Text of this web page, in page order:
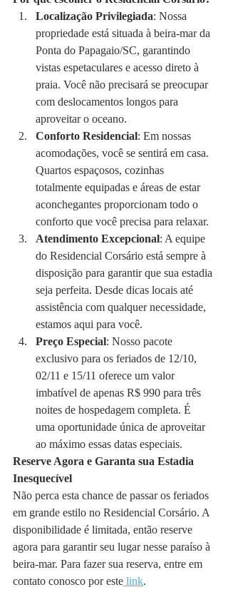
Localização Privilegiada: Nossa
propriedade está situada à beira-mar da
Ponta do Papagaio/SC, garantindo
vistas espetaculares e acesso direto à
praia. Você não precisará se preocupar
com deslocamentos longos para
aproveitar o oceano.
Conforto Residencial: Em nossas
acomodações, você se sentirá em casa.
Quartos espaçosos, cozinhas
totalmente equipadas e áreas de estar
aconchegantes proporcionam todo o
conforto que você precisa para relaxar.
Atendimento Excepcional: A equipe
do Residencial Corsário está sempre à
disposição para garantir que sua estadia
seja perfeita. Desde dicas locais até
assistência com qualquer necessidade,
estamos aqui para você.
Preço Especial: Nosso pacote
exclusivo para os feriados de 12/10,
02/11 e 15/11 oferece um valor
imbatível de apenas R$ 990 para três
noites de hospedagem completa. É
uma oportunidade única de aproveitar
ao máximo essas datas especiais.
Reserve Agora e Garanta sua Estadia
Inesquecível
Não perca esta chance de passar os feriados
em grande estilo no Residencial Corsário. A
disponibilidade é limitada, então reserve
agora para garantir seu lugar nesse paraíso à
beira-mar. Para fazer sua reserva, entre em
contato conosco por este link.